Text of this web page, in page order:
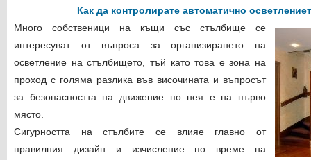
Как да контролирате автоматично
Много собственици на къщи със стълбище се
интересуват от въпроса за организирането на
осветление на стълбището, тъй като това е зона на
проход с голяма разлика във височината и въпросът
за безопасността на движение по нея е на първо
място.
Сигурността на стълбите се влияе главно от
правилния дизайн и изчисление по време на